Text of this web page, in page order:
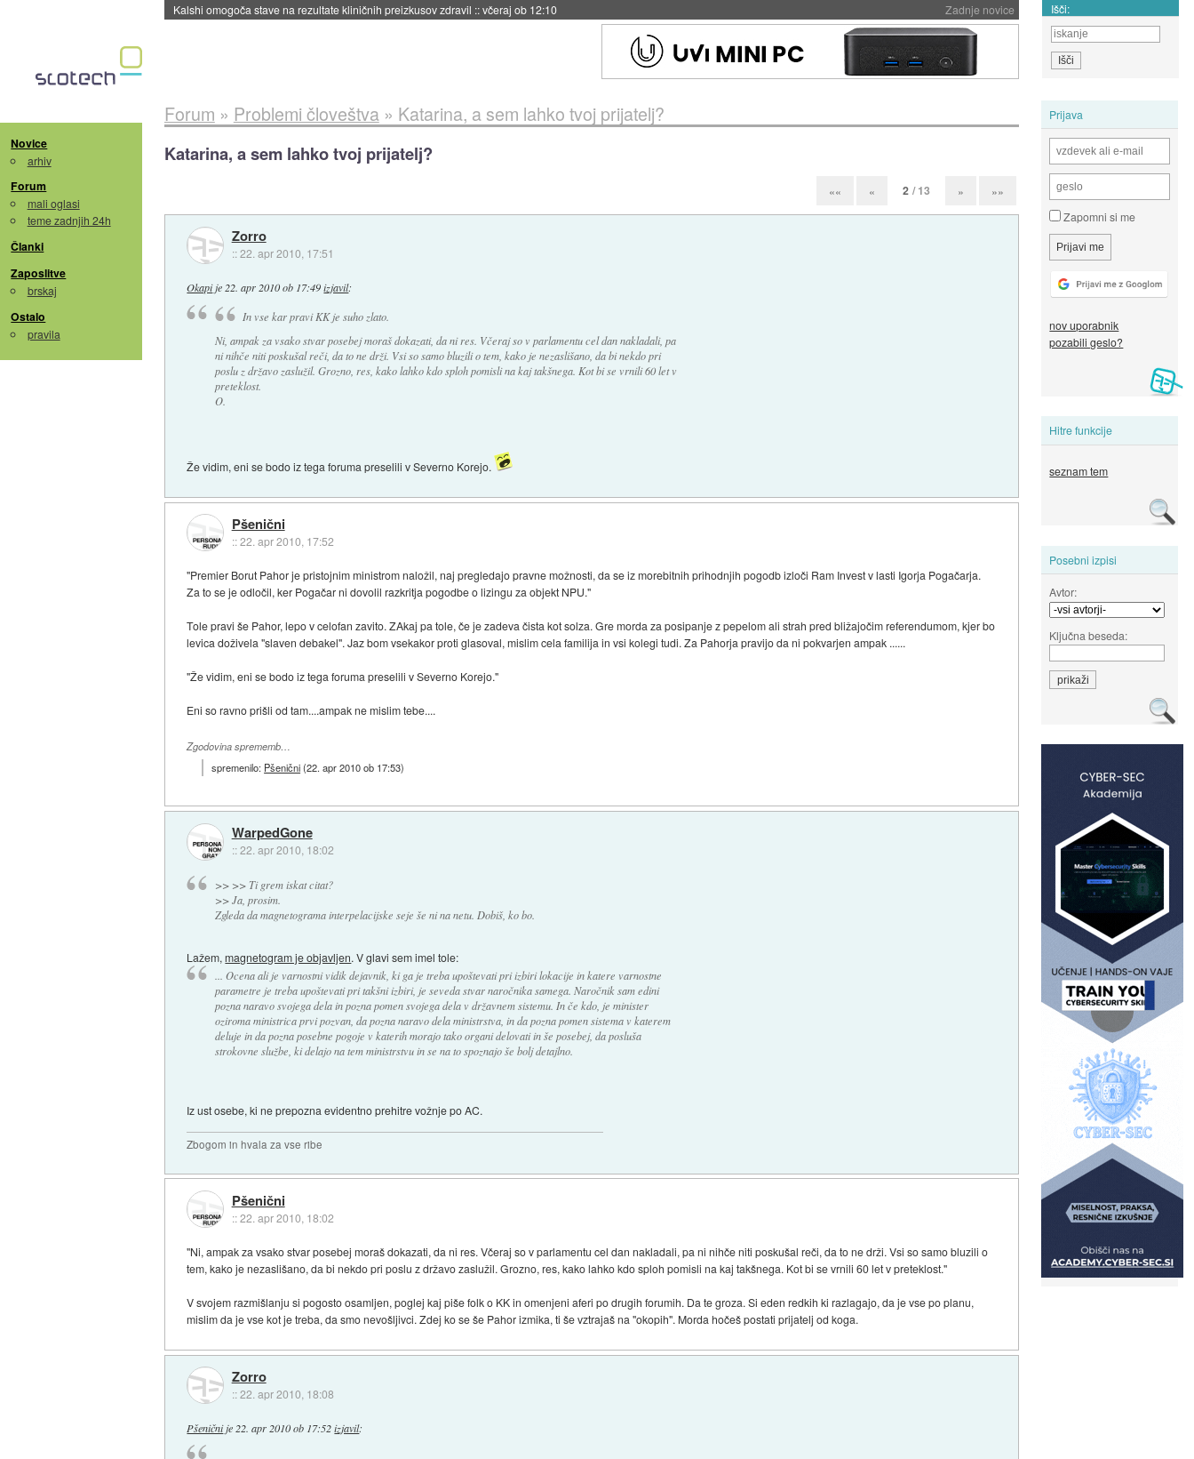
Zadnje novice
Kalshi omogoča stave na rezultate kliničnih preizkusov zdravil ::včeraj ob 12:10 Išči:
Novice
arhiv
Forum
mali oglasi
teme zadnjih 24h
Članki
Zaposlitve
brskaj
Ostalo
pravila
Prijava
Zapomni si me
nov uporabnik
pozabili geslo?
Hitre funkcije
seznam tem
Posebni izpisi
Avtor:
Ključna beseda:
Forum » Problemi človeštva» Katarina, a sem lahko tvoj prijatelj?
Katarina, a sem lahko tvoj prijatelj?
«« « 2 / 13 » »»
Zorro
::22. apr 2010, 17:51
Okapije 22. apr 2010 ob 17:49 izjavil:
In vse kar pravi KK je suho zlato.
Ni, ampak za vsako stvar posebej moraš dokazati, da ni res. Včeraj so v parlamentu cel dan nakladali, pa
ni nihče niti poskušal reči, da to ne drži. Vsi so samo bluzili o tem, kako je nezaslišano, da bi nekdo pri
poslu z državo zaslužil. Grozno, res, kako lahko kdo sploh pomisli na kaj takšnega. Kot bi se vrnili 60 let v
preteklost.
O.
Že vidim, eni se bodo iz tega foruma preselili v Severno Korejo.
Pšenični
::22. apr 2010, 17:52
"Premier Borut Pahor je pristojnim ministrom naložil, naj pregledajo pravne možnosti, da se iz morebitnih prihodnjih pogodb izloči Ram Invest v lasti Igorja Pogačarja.
Za to se je odločil, ker Pogačar ni dovolil razkritja pogodbe o lizingu za objekt NPU."
Tole pravi še Pahor, lepo v celofan zavito. ZAkaj pa tole, če je zadeva čista kot solza. Gre morda za posipanje z pepelom ali strah pred bližajočim referendumom, kjer bo
levica doživela "slaven debakel". Jaz bom vsekakor proti glasoval, mislim cela familija in vsi kolegi tudi. Za Pahorja pravijo da ni pokvarjen ampak ......
"Že vidim, eni se bodo iz tega foruma preselili v Severno Korejo."
Eni so ravno prišli od tam....ampak ne mislim tebe....
Zgodovina sprememb…
spremenilo: Pšenični(22. apr 2010 ob 17:53)
WarpedGone
::22. apr 2010, 18:02
>> >> Ti grem iskat citat?
>> Ja, prosim.
Zgleda da magnetograma interpelacijske seje še ni na netu. Dobiš, ko bo.
Lažem,magnetogram je objavljen. V glavi sem imel tole:
... Ocena ali je varnostni vidik dejavnik, ki ga je treba upoštevati pri izbiri lokacije in katere varnostne
parametre je treba upoštevati pri takšni izbiri, je seveda stvar naročnika samega. Naročnik sam edini
pozna naravo svojega dela in pozna pomen svojega dela v državnem sistemu. In če kdo, je minister
oziroma ministrica prvi pozvan, da pozna naravo dela ministrstva, in da pozna pomen sistema v katerem
deluje in da pozna posebne pogoje v katerih morajo tako organi delovati in še posebej, da posluša
strokovne službe, ki delajo na tem ministrstvu in se na to spoznajo še bolj detajlno.
Iz ust osebe, ki ne prepozna evidentno prehitre vožnje po AC.
Zbogom in hvala za vse ribe
Pšenični
::22. apr 2010, 18:02
"Ni, ampak za vsako stvar posebej moraš dokazati, da ni res. Včeraj so v parlamentu cel dan nakladali, pa ni nihče niti poskušal reči, da to ne drži. Vsi so samo bluzili o
tem, kako je nezaslišano, da bi nekdo pri poslu z državo zaslužil. Grozno, res, kako lahko kdo sploh pomisli na kaj takšnega. Kot bi se vrnili 60 let v preteklost."
V svojem razmišlanju si pogosto osamljen, poglej kaj piše folk o KK in omenjeni aferi po drugih forumih. Da te groza. Si eden redkih ki razlagajo, da je vse po planu,
mislim da je vse kot je treba, da smo nevošljivci. Zdej ko se še Pahor izmika, ti še vztrajaš na "okopih". Morda hočeš postati prijatelj od koga.
Zorro
::22. apr 2010, 18:08
Pšeničnije 22. apr 2010 ob 17:52 izjavil: